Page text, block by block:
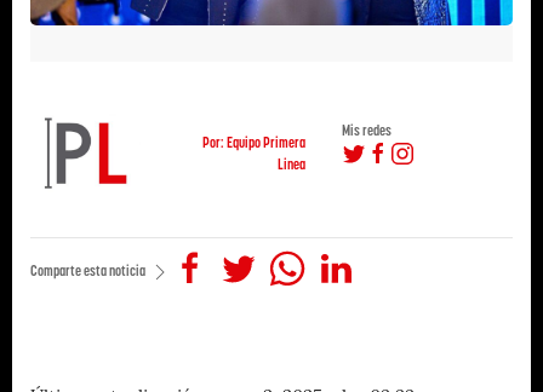
Por: Equipo Primera
Linea
Mis redes
Comparte esta noticia